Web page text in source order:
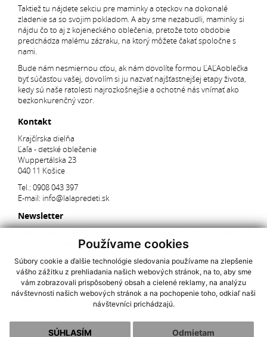
Používame cookies
Súbory cookie a ďalšie technológie sledovania používame na zlepšenie
vášho zážitku z prehliadania našich webových stránok, na to, aby sme
vám zobrazovali prispôsobený obsah a cielené reklamy, na analýzu
návštevnosti našich webových stránok a na pochopenie toho, odkiaľ naši
návštevníci prichádzajú.
SÚHLASÍM Odmietam
Taktiež tu nájdete sekciu pre maminky a oteckov na dokonalé
zladenie sa so svojim pokladom. A aby sme nezabudli, maminky si
nájdu čo to aj z kojeneckého oblečenia, pretože toto obdobie
predchádza malému zázraku, na ktorý môžete čakať spoločne s
nami.
Bude nám nesmiernou cťou, ak nám dovolíte formou ĽAĽAoblečka
byť súčasťou vašej, dovolím si ju nazvať najšťastnejšej etapy života,
kedy sú naše ratolesti najrozkošnejšie a ochotné nás vnímať ako
bezkonkurenčný vzor.
Kontakt
Krajčírska dielňa
Ľaľa - detské oblečenie
Wuppertálska 23
040 11 Košice
Tel.: 0908 043 397
E-mail: info@lalapredeti.sk
Newsletter
pravidelný newsletter s aktuálnymi akciami, súťažami a novinkami.
Súhlasím so spracovaním osobných údajov
AKCIOVÉ PRODUKTY
NAJNOVŠIE V PONUKE |
OCHRANA
COOKIES
O nás|Ako nakupovať|Obchodné podmienky|Reklamačný
poriadok|Kontakt|